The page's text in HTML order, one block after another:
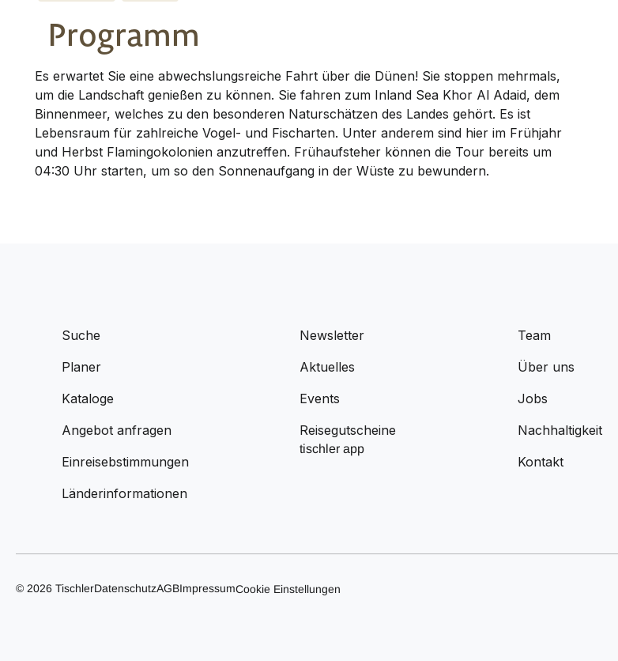
Programm
Es erwartet Sie eine abwechslungsreiche Fahrt über die Dünen! Sie stoppen mehrmals,
um die Landschaft genießen zu können. Sie fahren zum Inland Sea Khor Al Adaid, dem
Binnenmeer, welches zu den besonderen Naturschätzen des Landes gehört. Es ist
Lebensraum für zahlreiche Vogel- und Fischarten. Unter anderem sind hier im Frühjahr
und Herbst Flamingokolonien anzutreffen. Frühaufsteher können die Tour bereits um
04:30 Uhr starten, um so den Sonnenaufgang in der Wüste zu bewundern.
Suche
Planer
Kataloge
Angebot anfragen
Einreisebstimmungen
Länderinformationen
Newsletter
Aktuelles
Events
Reisegutscheine
tischler app
Team
Über uns
Jobs
Nachhaltigkeit
Kontakt
© 2026 TischlerDatenschutzAGBImpressumCookie Einstellungen